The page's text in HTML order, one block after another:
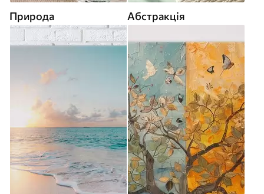
Природа Абстракція